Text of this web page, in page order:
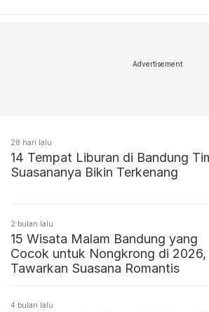
Advertisement
28 hari lalu
14 Tempat Liburan di Bandung
Suasananya Bikin Terkenang
2 bulan lalu
15 Wisata Malam Bandung yang
Cocok untuk Nongkrong di 2026,
Tawarkan Suasana Romantis
4 bulan lalu